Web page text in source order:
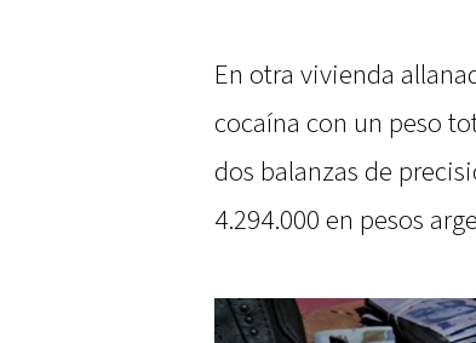
En otra vivienda
cocaína con un peso
dos balanzas de
4.294.000 en pesos